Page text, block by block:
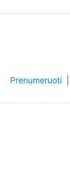
Prenumeruoti|